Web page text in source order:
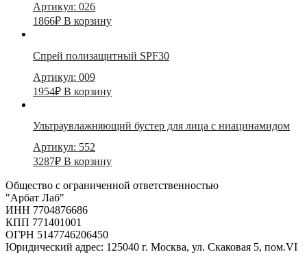
Артикул: 026
1866₽ В корзину
Спрей полизащитный SPF30
Артикул: 009
1954₽ В корзину
Ультраувлажняющий бустер для лица с ниацинамидом
Артикул: 552
3287₽ В корзину
Общество с ограниченной ответственностью
"Арбат Лаб"
ИНН 7704876686
КПП 771401001
ОГРН 5147746206450
Юридический адрес: 125040 г. Москва, ул. Скаковая 5, пом.VI